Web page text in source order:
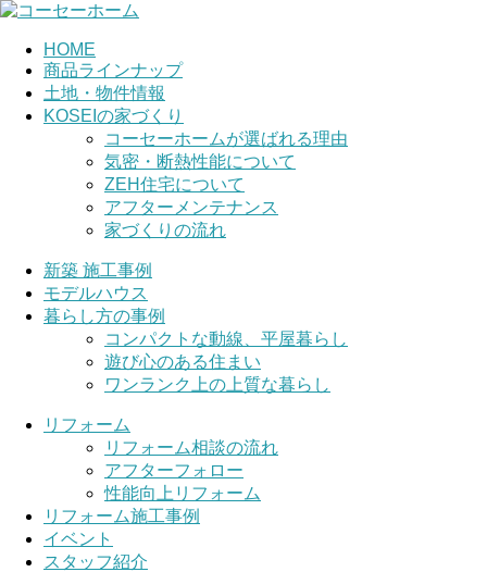
HOME
商品ラインナップ
土地・物件情報
KOSEIの家づくり
コーセーホームが選ばれる理由
気密・断熱性能について
ZEH住宅について
アフターメンテナンス
家づくりの流れ
新築 施工事例
モデルハウス
暮らし方の事例
コンパクトな動線、平屋暮らし
遊び心のある住まい
ワンランク上の上質な暮らし
リフォーム
リフォーム相談の流れ
アフターフォロー
性能向上リフォーム
リフォーム施工事例
イベント
スタッフ紹介